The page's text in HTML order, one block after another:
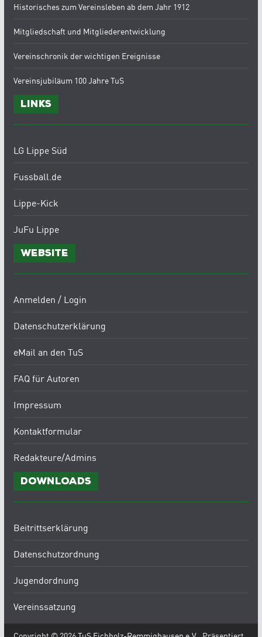
Historisches zum Vereinsleben ab dem Jahr 1912
Mitgliedschaft und Mitgliederentwicklung
Vereinschronik der wichtigen Ereignisse
Vereinsjubiläum 100 Jahre TuS
Links
LG Lippe Süd
Fussball.de
Lippe-Kick
JuFu Lippe
Website
Anmelden / Login
Datenschutzerklärung
eMail an den TuS
FAQ für Autoren
Impressum
Kontaktformular
Redakteure/Admins
Downloads
Beitrittserklärung
Datenschutzordnung
Jugendordnung
Vereinssatzung